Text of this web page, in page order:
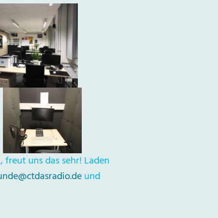
uns das sehr! Laden
und